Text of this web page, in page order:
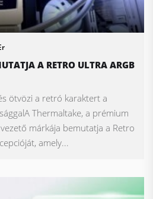
A RETRO ULTRA ARGB
ötvözi a retró karaktert a
Thermaltake, a prémium
márkája bemutatja a Retro
amely...